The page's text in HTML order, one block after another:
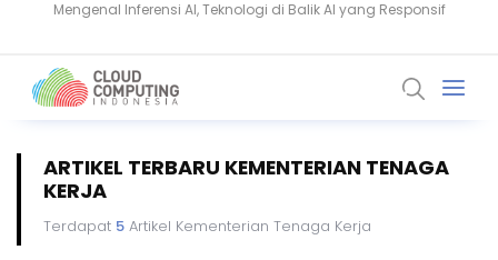
ARTIKEL TERBARU KEMENTERIAN TENAGA
KERJA
Terdapat 5Artikel Kementerian Tenaga Kerja